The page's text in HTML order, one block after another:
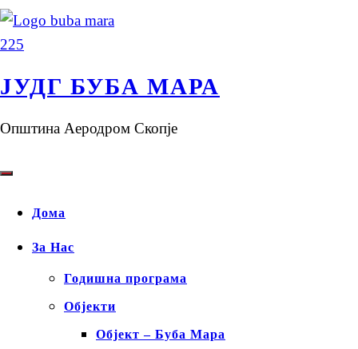
ЈУДГ БУБА МАРА
Општина Аеродром Скопје
Дома
За Нас
Годишна програма
Објекти
Објект – Буба Мара